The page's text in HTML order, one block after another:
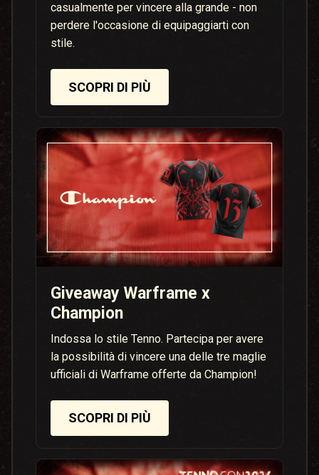
casualmente per vincere alla grande - non
perdere l'occasione di equipaggiarti con
stile.
SCOPRI DI PIÙ
Giveaway Warframe x
Champion
Indossa lo stile Tenno. Partecipa per avere
la possibilità di vincere una delle tre maglie
ufficiali di Warframe offerte da Champion!
SCOPRI DI PIÙ